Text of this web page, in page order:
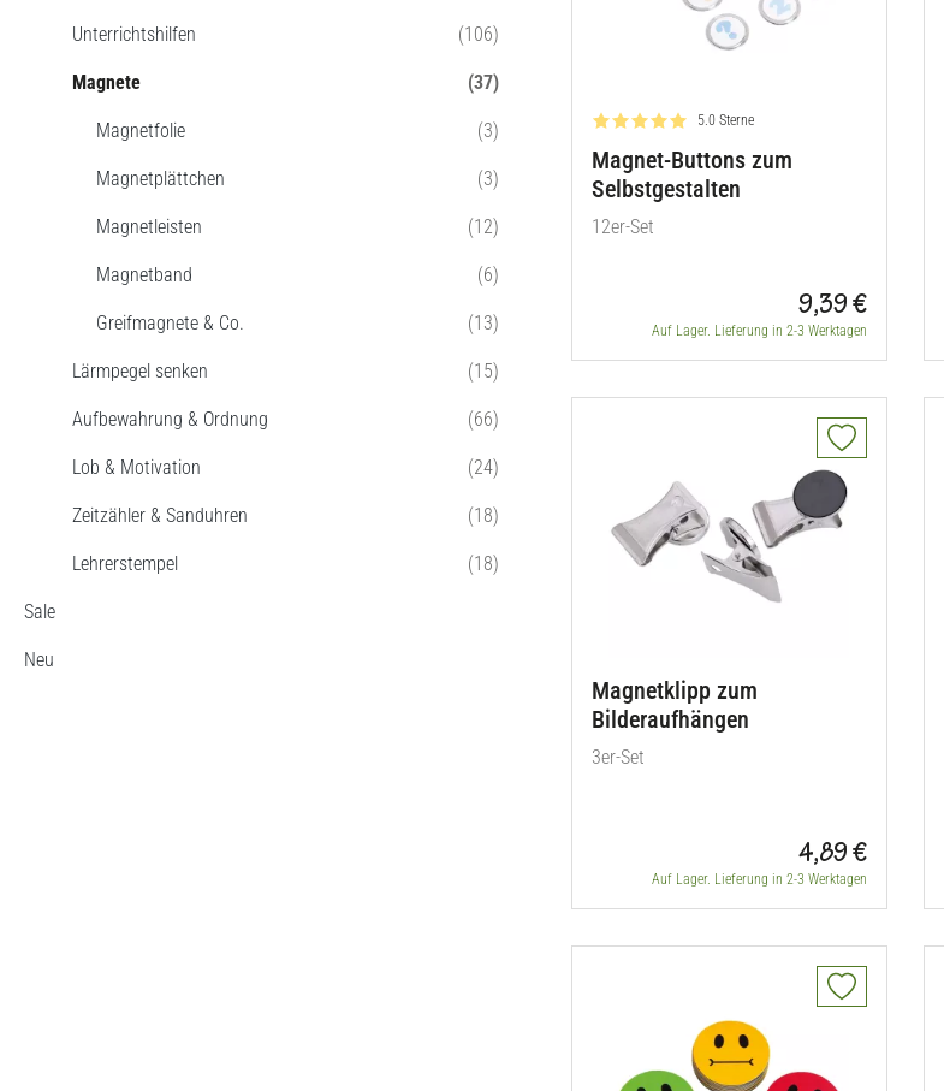
Unterrichtshilfen (106)
Magnete (37)
Magnetfolie (3)
Magnetplättchen (3)
Magnetleisten (12)
Magnetband (6)
Greifmagnete & Co. (13)
Lärmpegel senken (15)
Aufbewahrung & Ordnung (66)
Lob & Motivation (24)
Zeitzähler & Sanduhren (18)
Lehrerstempel (18)
Sale
Neu
Bewertung: 5.0 von 5
5.0 Sterne
Magnet-Buttons zum
Selbstgestalten
12er-Set
9,39 €
Auf Lager. Lieferung in 2-3 Werktagen
Magnetklipp zum
Bilderaufhängen
3er-Set
4,89 €
Auf Lager. Lieferung in 2-3 Werktagen